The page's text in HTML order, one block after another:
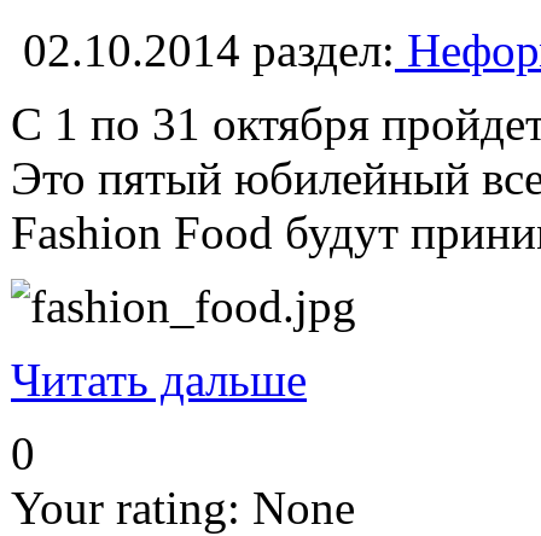
02.10.2014 раздел:
С 1 по 31 октября
Это пятый юбилейный
Fashion Food будут
Читать дальше
0
Your rating: None